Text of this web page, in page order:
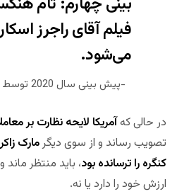
فیلم آقای راجرز
می‌شود.
پیش بینی سال 2020 توسط مایک نووگراتز
در حالی کهآمریکا لایحه نظارت بر
تصویب رساند و از سوی دیگرمارک
کنگره را ترسانده بود، باید منتظر
ارزش خود را دارد یا نه.